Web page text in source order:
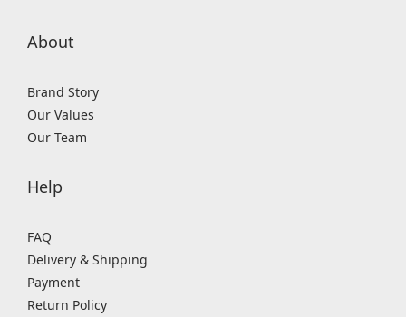
About
Brand Story
Our Values
Our Team
Help
FAQ
Delivery & Shipping
Payment
Return Policy